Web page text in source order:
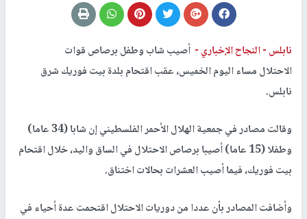
نابلس -النجاح الإخباري - أصيب شاب وطفل برصاص قوات
الاحتلال مساء اليوم الخميس، عقب اقتحام بلدة بيت فوريك شرق
نابلس.
وقالت مصادر في جمعية الهلال الأحمر الفلسطيني إن شابا (34 عاما)
وطفلا (15 عاما) أصيبا برصاص الاحتلال في الساق واليد، خلال اقتحام
بيت فوريك، فيما أصيب العشرات بحالات اختناق.
وأضافت المصادر بأن عددا من دوريات الاحتلال اقتحمت عدة أحياء في